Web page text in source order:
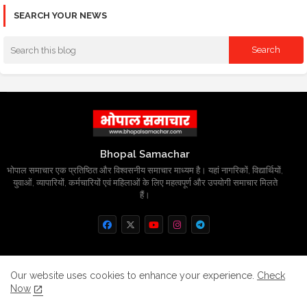
SEARCH YOUR NEWS
Bhopal Samachar
भोपाल समाचार एक प्रतिष्ठित और विश्वसनीय समाचार माध्यम है। यहां नागरिकों, विद्यार्थियों,
युवाओं, व्यापारियों, कर्मचारियों एवं महिलाओं के लिए महत्वपूर्ण और उपयोगी समाचार मिलते
हैं।
Home About Contact us
Privacy Policy
Our website uses cookies to enhance your experience. Check
Now